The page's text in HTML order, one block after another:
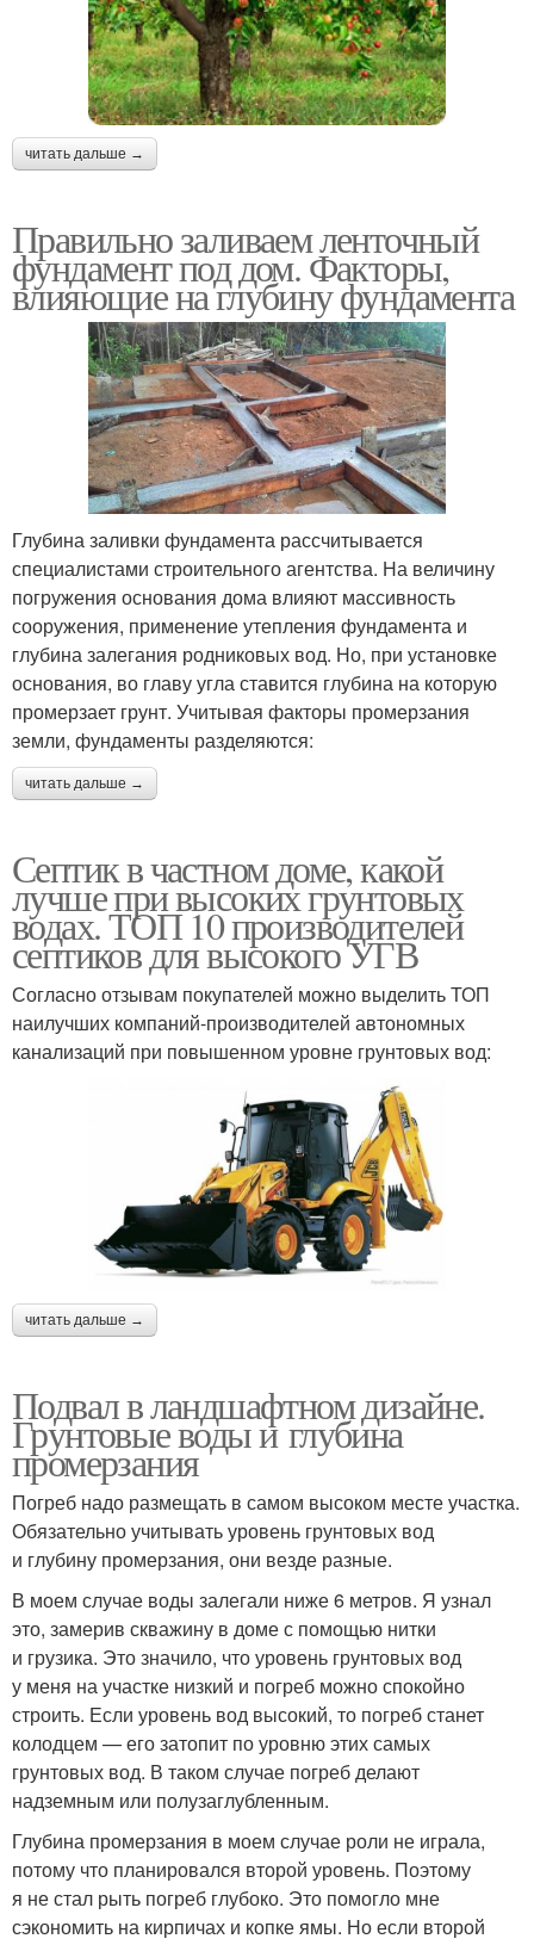
читать дальше →
Правильно заливаем ленточный
фундамент под дом. Факторы,
влияющие на глубину фундамента
Глубина заливки фундамента рассчитывается
специалистами строительного агентства. На величину
погружения основания дома влияют массивность
сооружения, применение утепления фундамента и
глубина залегания родниковых вод. Но, при установке
основания, во главу угла ставится глубина на которую
промерзает грунт. Учитывая факторы промерзания
земли, фундаменты разделяются:
читать дальше →
Септик в частном доме, какой
лучше при высоких грунтовых
водах. ТОП 10 производителей
септиков для высокого УГВ
Согласно отзывам покупателей можно выделить ТОП
наилучших компаний-производителей автономных
канализаций при повышенном уровне грунтовых вод:
читать дальше →
Подвал в ландшафтном дизайне.
Грунтовые воды и глубина
промерзания
Погреб надо размещать в самом высоком месте участка.
Обязательно учитывать уровень грунтовых вод
и глубину промерзания, они везде разные.
В моем случае воды залегали ниже 6 метров. Я узнал
это, замерив скважину в доме с помощью нитки
и грузика. Это значило, что уровень грунтовых вод
у меня на участке низкий и погреб можно спокойно
строить. Если уровень вод высокий, то погреб станет
колодцем — его затопит по уровню этих самых
грунтовых вод. В таком случае погреб делают
надземным или полузаглубленным.
Глубина промерзания в моем случае роли не играла,
потому что планировался второй уровень. Поэтому
я не стал рыть погреб глубоко. Это помогло мне
сэкономить на кирпичах и копке ямы. Но если второй